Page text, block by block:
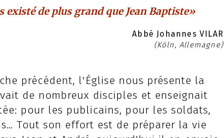
existé de plus grand que Jean Baptiste»
Abbé Johannes VILAR
(Köln, Allemagne)
précédent, l'Église nous présente la
de nombreux disciples et enseignait
pour les publicains, pour les soldats,
Tout son effort est de préparer la vie